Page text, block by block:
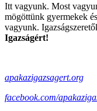
Itt vagyunk. Most
mögöttünk gyermekek
vagyunk.
Igazságért!
apakazigazsagert.org
facebook.com/